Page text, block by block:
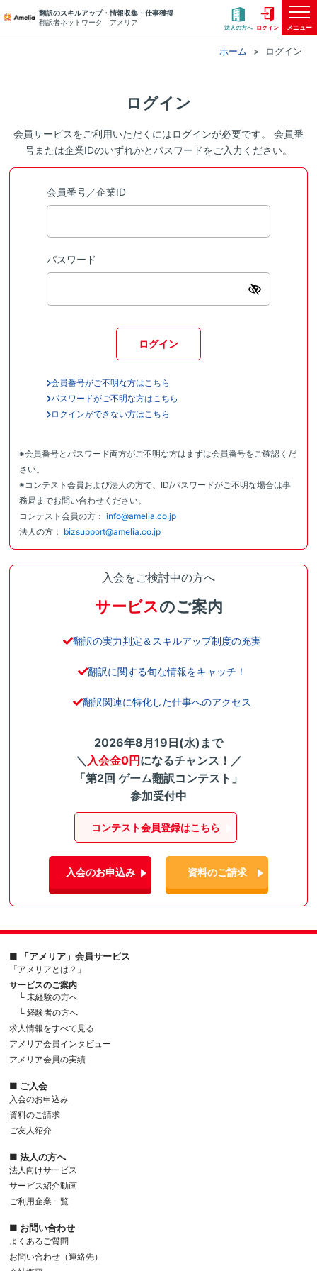
翻訳のスキルアップ・情報収集・仕事獲得
翻訳者ネットワーク アメリア
法人の方へ ログイン メニュー
ホーム ログイン
ログイン
会員サービスをご利用いただくにはログインが必要です。 会員番
号または企業IDのいずれかとパスワードをご入力ください。
会員番号／企業ID
パスワード
ログイン
会員番号がご不明な方はこちら
パスワードがご不明な方はこちら
ログインができない方はこちら
※会員番号とパスワード両方がご不明な方はまずは会員番号をご確認くだ
さい。
※コンテスト会員および法人の方で、ID/パスワードがご不明な場合は事
務局までお問い合わせください。
コンテスト会員の方： info@amelia.co.jp
法人の方： bizsupport@amelia.co.jp
入会をご検討中の方へ
サービスのご案内
翻訳の実力判定＆スキルアップ制度の充実
翻訳に関する旬な情報をキャッチ！
翻訳関連に特化した仕事へのアクセス
2026年8月19日(水)まで
＼ 入会金0円になるチャンス！／
「第2回 ゲーム翻訳コンテスト」
参加受付中
コンテスト会員登録はこちら
入会のお申込み 資料のご請求
■ 「アメリア」会員サービス
「アメリアとは？」
サービスのご案内
└ 未経験の方へ
└ 経験者の方へ
求人情報をすべて見る
アメリア会員インタビュー
アメリア会員の実績
■ ご入会
入会のお申込み
資料のご請求
ご友人紹介
■ 法人の方へ
法人向けサービス
サービス紹介動画
ご利用企業一覧
■ お問い合わせ
よくあるご質問
お問い合わせ（連絡先）